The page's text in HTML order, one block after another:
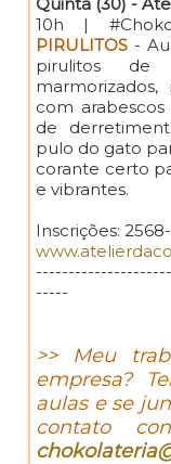
10h |
PIRULITOS -
pirulitos de
com
de
pulo do gato
corante certo
e vibrantes.
Inscrições:
-----
>> Meu
empresa?
aulas e se
contato